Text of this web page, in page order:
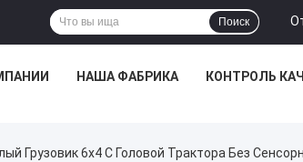
Поиск
НАША ФАБРИКА КОНТРОЛЬ
Грузовик 6x4 С Головой Трактора Без